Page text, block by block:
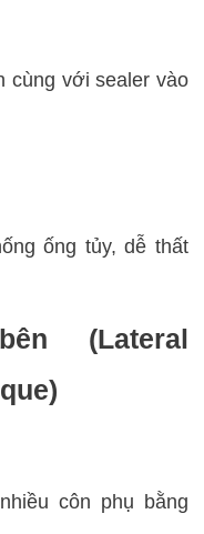
cùng với sealer vào
ống tủy, dễ thất
(Lateral
côn phụ bằng